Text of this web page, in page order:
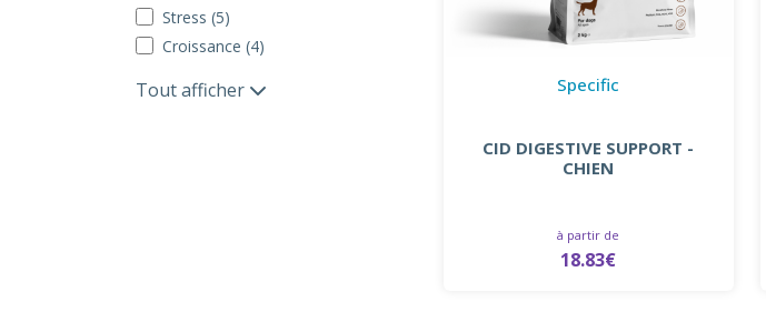
Stress (5)
Croissance (4)
Tout afficher Specific
CID DIGESTIVE SUPPORT -
CHIEN
à partir de
18.83€